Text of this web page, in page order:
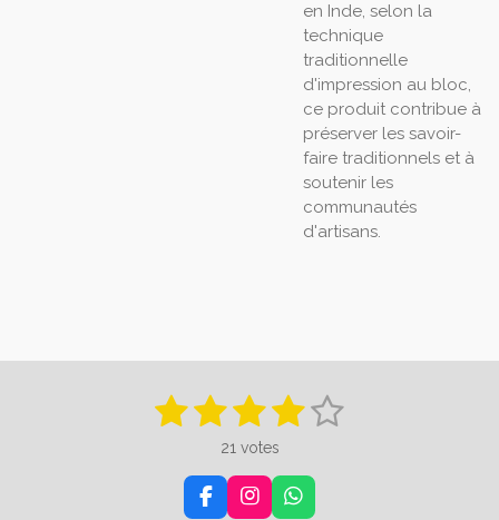
en Inde, selon la
technique
traditionnelle
d'impression au bloc,
ce produit contribue à
préserver les savoir-
faire traditionnels et à
soutenir les
communautés
d'artisans.
1
2
t
3
é
t
4
é
t
5
t
21 votes
F
I
W